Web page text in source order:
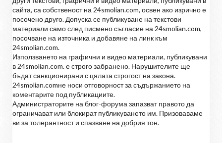
сайта, са собственост на 24smolian.com, освен ако изрично е
посочено друго. Допуска се публикуване на текстови
материали само след писмено съгласие на 24smolian.com,
посочване на източника и добавяне на линк към
24smolian.com.
Използването на графични и видео материали, публикувани
в 24smolian.com. е строго забранено. Нарушителите ще
бъдат санкционирани с цялата строгост на закона.
24smolian.comне носи отговорност за съдържанието на
коментарите под публикациите.
Администраторите на блог-форума запазват правото да
ограничават или блокират публикуването им. Призоваваме
ви за толерантност и спазване на добрия тон.